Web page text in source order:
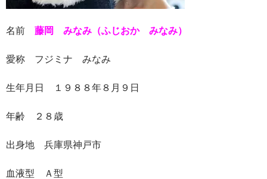
名前 藤岡 みなみ（ふじおか みなみ）
愛称 フジミナ みなみ
生年月日 １９８８年８月９日
年齢 ２８歳
出身地 兵庫県神戸市
血液型 Ａ型